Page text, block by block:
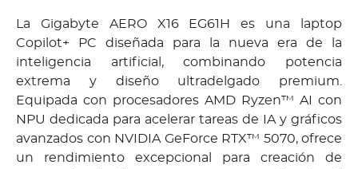
La Gigabyte AERO X16 EG61H es una laptop
Copilot+ PC diseñada para la nueva era de la
inteligencia artificial, combinando potencia
extrema y diseño ultradelgado premium.
Equipada con procesadores AMD Ryzen™ AI con
NPU dedicada para acelerar tareas de IA y gráficos
avanzados con NVIDIA GeForce RTX™ 5070, ofrece
un rendimiento excepcional para creación de